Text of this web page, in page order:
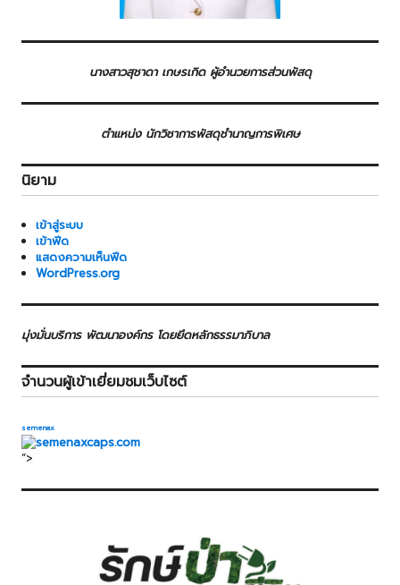
นางสาวสุชาดา เกษรเกิด ผู้อำนวยการส่วนพัสดุ
ตำแหน่ง นักวิชาการพัสดุชำนาญการพิเศษ
นิยาม
เข้าสู่ระบบ
เข้าฟีด
แสดงความเห็นฟีด
WordPress.org
มุ่งมั่นบริการ พัฒนาองค์กร โดยยึดหลักธรรมาภิบาล
จำนวนผู้เข้าเยี่ยมชมเว็บไซต์
semenax
“>